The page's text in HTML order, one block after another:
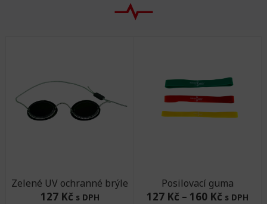
Zelené UV ochranné brýle
127 Kč s DPH
Posilovací guma
127 Kč– 160 Kč s DPH